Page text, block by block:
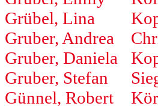
Grübel, Lina
Gruber, Andrea
Gruber, Daniela
Gruber, Stefan
Günnel, Robert